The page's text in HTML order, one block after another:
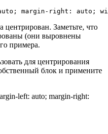
margin-right: auto;
центрирован. Заметьте, что
(они выровнены
примера.
для центрирования
блок и примените
left: auto; margin-right: